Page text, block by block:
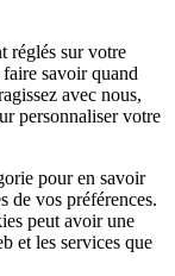
réglés sur votre
savoir quand
avec nous,
personnaliser votre
pour en savoir
de vos préférences.
peut avoir une
et les services que